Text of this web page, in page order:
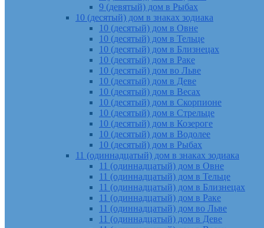
9 (девятый) дом в Рыбах
10 (десятый) дом в знаках зодиака
10 (десятый) дом в Овне
10 (десятый) дом в Тельце
10 (десятый) дом в Близнецах
10 (десятый) дом в Раке
10 (десятый) дом во Льве
10 (десятый) дом в Деве
10 (десятый) дом в Весах
10 (десятый) дом в Скорпионе
10 (десятый) дом в Стрельце
10 (десятый) дом в Козероге
10 (десятый) дом в Водолее
10 (десятый) дом в Рыбах
11 (одиннадцатый) дом в знаках зодиака
11 (одиннадцатый) дом в Овне
11 (одиннадцатый) дом в Тельце
11 (одиннадцатый) дом в Близнецах
11 (одиннадцатый) дом в Раке
11 (одиннадцатый) дом во Льве
11 (одиннадцатый) дом в Деве